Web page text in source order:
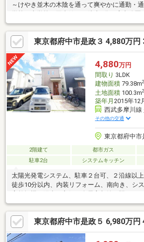
～けやき並木の木陰を通って爽やかに通勤・
て環境も充実■忙しい日々に嬉しい食洗機・浴
機能■ご家族の会話が弾む対面キッチン、顔を
ケーションが取れるリビングイン階段■3階の
らは府中の街並みが一望でき解放感有り■水回
揃っているのでご高齢の方がいらっしゃるご
■府中駅前はミッテン・ル・シーニュ等商業施
お洒落な飲食店・スーパー・銀行など有りお買
東京都府中市是政３ 4,880万円
4,880万円
間取り 3LDK
建物面積79.38m2
土地面積100.3m2
築年月 2015年12
西武多摩川線
その他の交通
東京都府中市
2階建て 都市ガス
駐車2台
システムキッチン
太陽光発電システム、駐車２台可、２沿線以
徒歩10分以内、内装リフォーム、南向き、シ
以上、前道６ｍ以上、始発駅、整形地、対面
２ヶ所、浴室１坪以上、２階建、南面バルコ
座、南庭、床下収納、浴室に窓、ＴＶモニタ付
市ガス、全室２面採光、平坦地、床暖房、食
東京都府中市是政５ 6,980万円